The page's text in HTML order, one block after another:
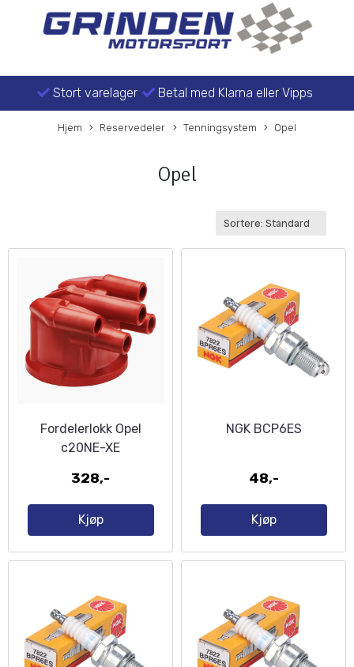
Stort varelager Betal med Klarna eller Vipps
Hjem Reservedeler Tenningsystem Opel
Opel
Fordelerlokk Opel
c20NE-XE
328,-
Kjøp
NGK BCP6ES
48,-
Kjøp